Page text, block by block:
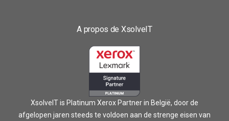
A propos de XsolveIT
XsolveIT is Platinum Xerox Partner in België, door de
afgelopen jaren steeds te voldoen aan de strenge eisen van